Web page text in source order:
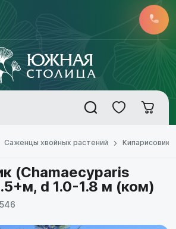
Саженцы хвойных растений Кипарисовик
(Chamaecyparis
d 1.0-1.8 м (ком)